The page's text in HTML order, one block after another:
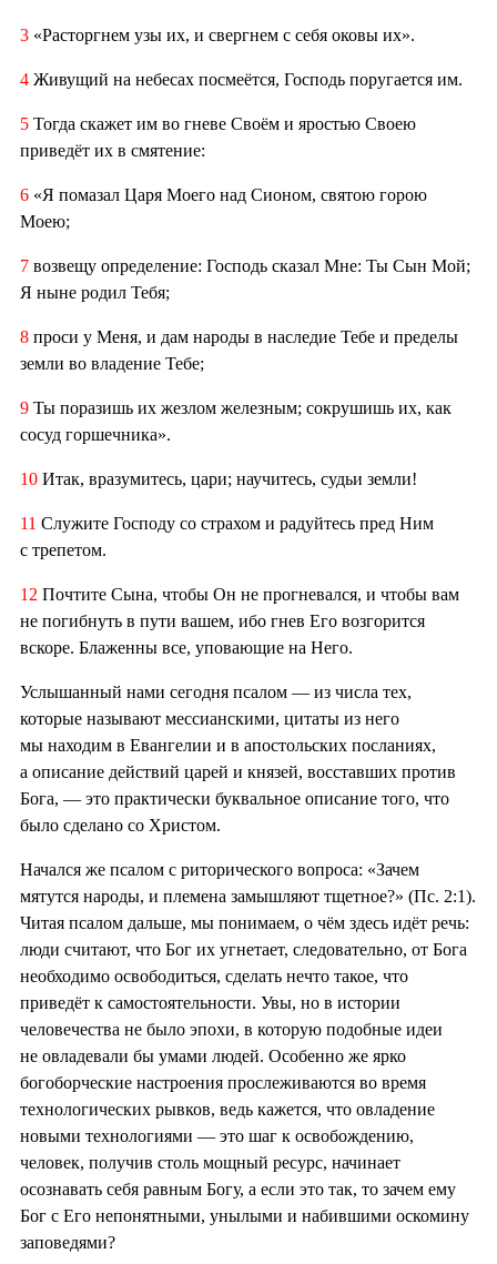
3 «Расторгнем узы их, и свергнем с себя оковы их».
4 Живущий на небесах посмеётся, Господь поругается им.
5 Тогда скажет им во гневе Своём и яростью Своею
приведёт их в смятение:
6 «Я помазал Царя Моего над Сионом, святою горою
Моею;
7 возвещу определение: Господь сказал Мне: Ты Сын Мой;
Я ныне родил Тебя;
8 проси у Меня, и дам народы в наследие Тебе и пределы
земли во владение Тебе;
9 Ты поразишь их жезлом железным; сокрушишь их, как
сосуд горшечника».
10 Итак, вразумитесь, цари; научитесь, судьи земли!
11 Служите Господу со страхом и радуйтесь пред Ним
с трепетом.
12 Почтите Сына, чтобы Он не прогневался, и чтобы вам
не погибнуть в пути вашем, ибо гнев Его возгорится
вскоре. Блаженны все, уповающие на Него.
Услышанный нами сегодня псалом — из числа тех,
которые называют мессианскими, цитаты из него
мы находим в Евангелии и в апостольских посланиях,
а описание действий царей и князей, восставших против
Бога, — это практически буквальное описание того, что
было сделано со Христом.
Начался же псалом с риторического вопроса: «Зачем
мятутся народы, и племена замышляют тщетное?» (Пс. 2:1).
Читая псалом дальше, мы понимаем, о чём здесь идёт речь:
люди считают, что Бог их угнетает, следовательно, от Бога
необходимо освободиться, сделать нечто такое, что
приведёт к самостоятельности. Увы, но в истории
человечества не было эпохи, в которую подобные идеи
не овладевали бы умами людей. Особенно же ярко
богоборческие настроения прослеживаются во время
технологических рывков, ведь кажется, что овладение
новыми технологиями — это шаг к освобождению,
человек, получив столь мощный ресурс, начинает
осознавать себя равным Богу, а если это так, то зачем ему
Бог с Его непонятными, унылыми и набившими оскомину
заповедями?